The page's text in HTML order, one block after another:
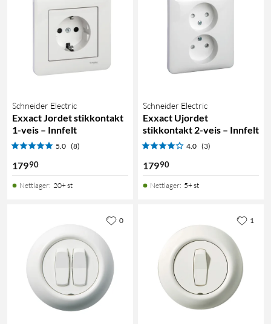
Schneider Electric
Exxact Jordet stikkontakt
1-veis – Innfelt
5.0 (8)
17990
Nettlager: 20+ st
Schneider Electric
Exxact Ujordet
stikkontakt 2-veis – Innfelt
4.0 (3)
17990
Nettlager: 5+ st
0 1